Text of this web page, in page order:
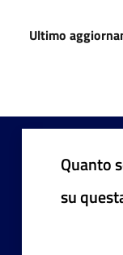
Ultimo
Quanto
su